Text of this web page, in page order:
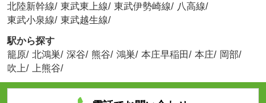
北陸新幹線/ 東武東上線/ 東武伊勢崎線/ 八高線/
東武小泉線/ 東武越生線/
駅から探す
籠原/ 北鴻巣/ 深谷/ 熊谷/ 鴻巣/ 本庄早稲田/ 本庄/ 岡部/
吹上/ 上熊谷/